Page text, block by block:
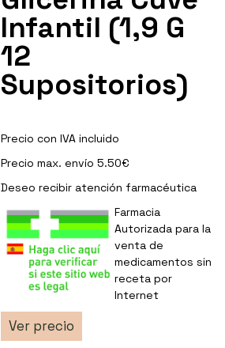
Infantil (1,9 G
12
Supositorios)
Precio con IVA incluido
Precio max. envío 5.50€
Deseo recibir atención farmacéutica
Farmacia
Autorizada para la
venta de
medicamentos sin
receta por
Internet
Ver precio